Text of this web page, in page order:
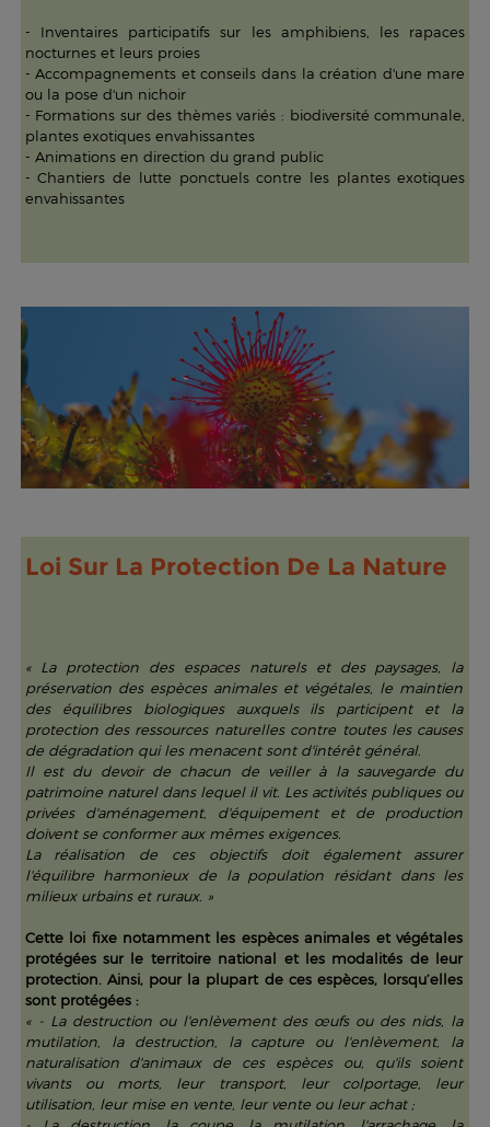
- Inventaires participatifs sur les amphibiens, les rapaces
nocturnes et leurs proies
- Accompagnements et conseils dans la création d'une mare
ou la pose d'un nichoir
- Formations sur des thèmes variés : biodiversité communale,
plantes exotiques envahissantes
- Animations en direction du grand public
- Chantiers de lutte ponctuels contre les plantes exotiques
envahissantes
Loi Sur La Protection De La Nature
« La protection des espaces naturels et des paysages, la
préservation des espèces animales et végétales, le maintien
des équilibres biologiques auxquels ils participent et la
protection des ressources naturelles contre toutes les causes
de dégradation qui les menacent sont d'intérêt général.
Il est du devoir de chacun de veiller à la sauvegarde du
patrimoine naturel dans lequel il vit. Les activités publiques ou
privées d'aménagement, d'équipement et de production
doivent se conformer aux mêmes exigences.
La réalisation de ces objectifs doit également assurer
l'équilibre harmonieux de la population résidant dans les
milieux urbains et ruraux. »
Cette loi fixe notamment les espèces animales et végétales
protégées sur le territoire national et les modalités de leur
protection. Ainsi, pour la plupart de ces espèces, lorsqu’elles
sont protégées :
« - La destruction ou l'enlèvement des œufs ou des nids, la
mutilation, la destruction, la capture ou l'enlèvement, la
naturalisation d'animaux de ces espèces ou, qu'ils soient
vivants ou morts, leur transport, leur colportage, leur
utilisation, leur mise en vente, leur vente ou leur achat ;